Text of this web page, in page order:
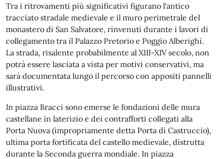
Tra i ritrovamenti più significativi figurano l'antico
tracciato stradale medievale e il muro perimetrale del
monastero di San Salvatore, rinvenuti durante i lavori di
collegamento tra il Palazzo Pretorio e Poggio Alberighi.
La strada, risalente probabilmente al XIII-XIV secolo, non
potrà essere lasciata a vista per motivi conservativi, ma
sarà documentata lungo il percorso con appositi pannelli
illustrativi.
In piazza Bracci sono emerse le fondazioni delle mura
castellane in laterizio e dei contrafforti collegati alla
Porta Nuova (impropriamente detta Porta di Castruccio),
ultima porta fortificata del castello medievale, distrutta
durante la Seconda guerra mondiale. In piazza